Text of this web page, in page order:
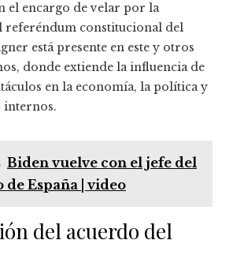
el encargo de velar por la
referéndum constitucional del
está presente en este y otros
donde extiende la influencia de
en la economía, la política y
internos.
Biden vuelve con el jefe del
de España | video
del acuerdo del